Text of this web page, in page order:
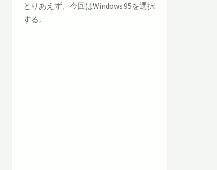
とりあえず、今回はWindows 95を選択
する。